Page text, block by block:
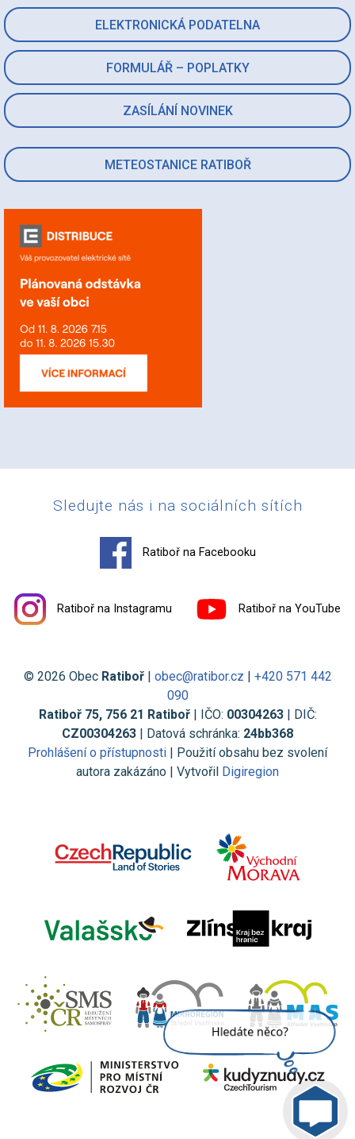
ELEKTRONICKÁ PODATELNA
FORMULÁŘ – POPLATKY
ZASÍLÁNÍ NOVINEK
METEOSTANICE RATIBOŘ
Sledujte nás i na sociálních sítích
Ratiboř na Facebooku
Ratiboř na Instagramu Ratiboř na YouTube
© 2026 Obec Ratiboř| obec@ratibor.cz | +420 571 442
090
Ratiboř 75, 756 21 Ratiboř| IČO: 00304263| DIČ:
CZ00304263 | Datová schránka: 24bb368
Prohlášení o přístupnosti | Použití obsahu bez svolení
autora zakázáno | Vytvořil Digiregion
nazpaměť.